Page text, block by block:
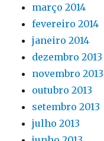
março 2014
fevereiro 2014
janeiro 2014
dezembro 2013
novembro 2013
outubro 2013
setembro 2013
julho 2013